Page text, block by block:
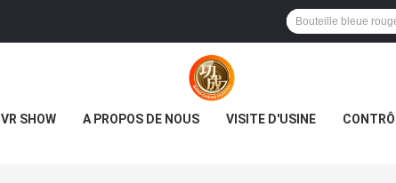
VR SHOW A PROPOS DE NOUS VISITE D'USINE